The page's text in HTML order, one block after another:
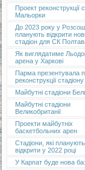
Проект реконструкції
Мальорки
До 2023 року у
планують відкрити
стадіон для СК
Як виглядатиме
арена у Харкові
Парма презентувала
реконструкції стадіону
Майбутні стадіони
Майбутні стадіони
Великобританії
Проекти майбутніх
баскетбольних арен
Стадіони, які планують
відкрити у 2022 році
У Карпат буде нова